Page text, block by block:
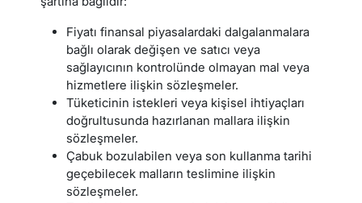
Fiyatı finansal piyasalardaki dalgalanmalara
bağlı olarak değişen ve satıcı veya
sağlayıcının kontrolünde olmayan mal veya
hizmetlere ilişkin sözleşmeler.
Tüketicinin istekleri veya kişisel ihtiyaçları
doğrultusunda hazırlanan mallara ilişkin
sözleşmeler.
Çabuk bozulabilen veya son kullanma tarihi
geçebilecek malların teslimine ilişkin
sözleşmeler.